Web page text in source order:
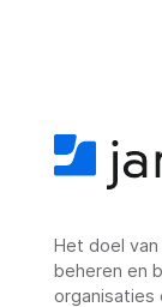
Het doel
beheren en
organisaties